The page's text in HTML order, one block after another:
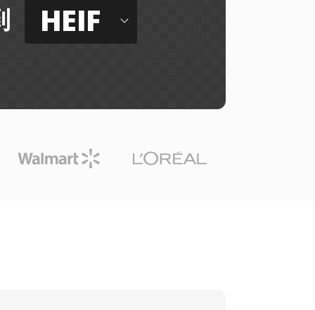
HEIF